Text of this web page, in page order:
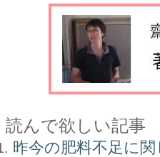
読んで欲しい記事
昨今の肥料不足に